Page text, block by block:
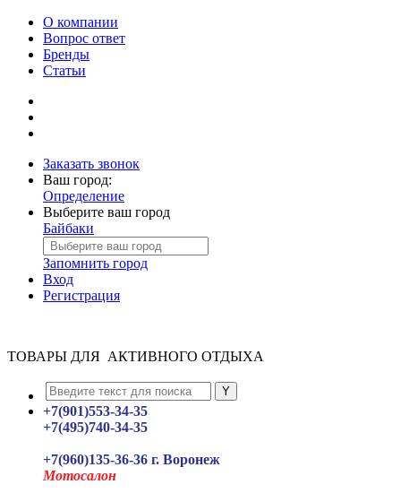
О компании
Вопрос ответ
Бренды
Статьи
Заказать звонок
Ваш город:
Определение
Выберите ваш город
Байбаки
Запомнить город
Вход
Регистрация
ТОВАРЫ ДЛЯ АКТИВНОГО ОТДЫХА
+7(901)553-34-35
+7(495)740-34-35
+7(960)135-36-36 г. Воронеж
Мотосалон